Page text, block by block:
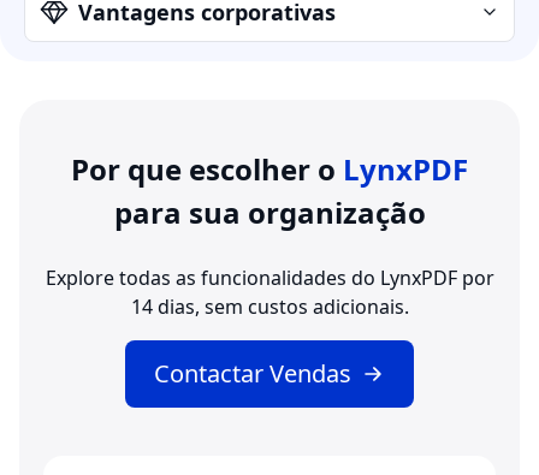
Vantagens corporativas
Por que escolher o LynxPDF
para sua organização
Contactar Vendas
Explore todas as funcionalidades do LynxPDF por
14 dias, sem custos adicionais.